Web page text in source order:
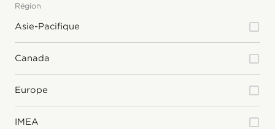
Région
Asie-Pacifique
Canada
Europe
IMEA